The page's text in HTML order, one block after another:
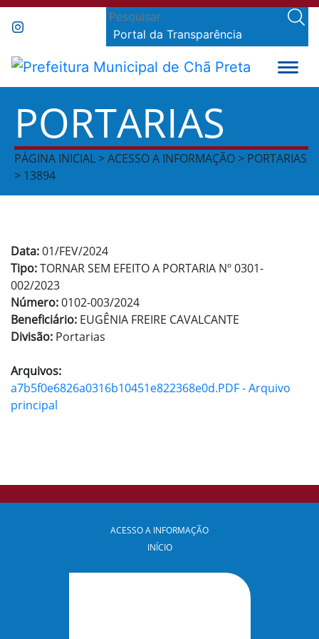
Portal da Transparência
PORTARIAS
PÁGINA INICIAL > ACESSO A INFORMAÇÃO > PORTARIAS
> 13894
Data:01/FEV/2024
Tipo:TORNAR SEM EFEITO A PORTARIA Nº 0301-
002/2023
Número:0102-003/2024
Beneficiário: EUGÊNIA FREIRE CAVALCANTE
Divisão: Portarias
Arquivos:
a7b5f0e6826a0316b10451e822368e0d.PDF - Arquivo
principal
ACESSO A INFORMAÇÃO
INÍCIO